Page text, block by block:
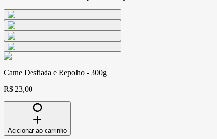
Carne Desfiada e Repolho - 300g
R$ 23,00
Adicionar ao carrinho